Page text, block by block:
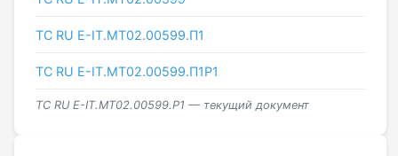
ТС RU Е-IT.МТ02.00599.П1
ТС RU Е-IT.МТ02.00599.П1Р1
ТС RU Е-IT.МТ02.00599.Р1 — текущий документ